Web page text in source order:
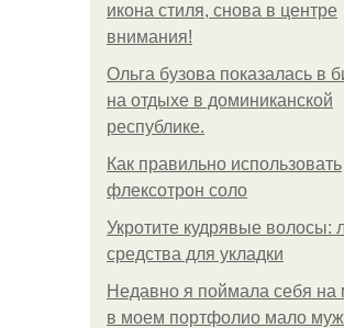
икона стиля, снова в центре
внимания!
Ольга бузова показалась в
на отдыхе в доминиканской
республике.
Как правильно использовать
флексотрон соло
Укротите кудрявые волосы:
средства для укладки
Недавно я поймала себя на
в моем портфолио мало